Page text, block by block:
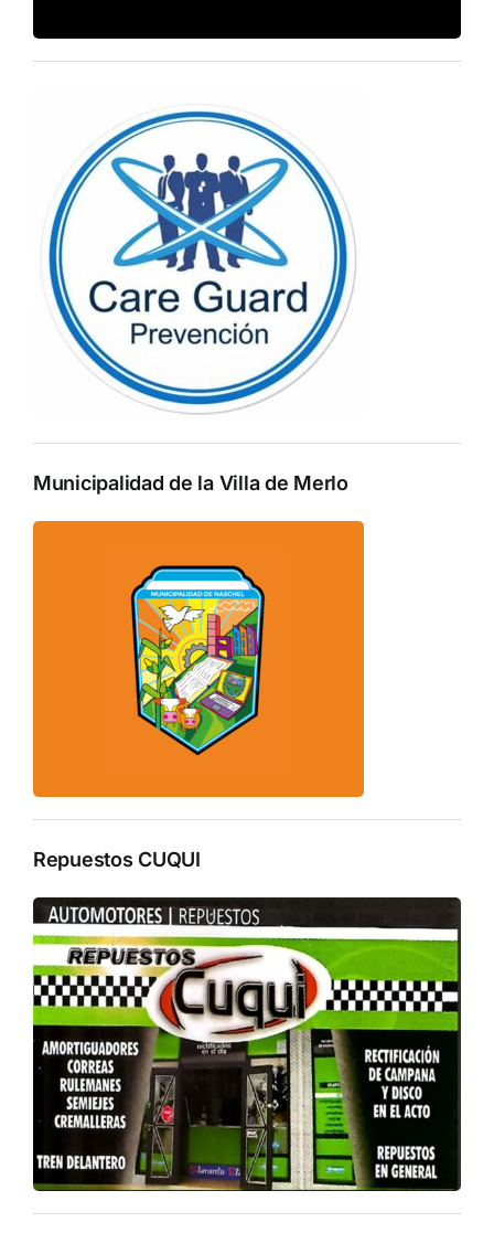
Municipalidad de la Villa de Merlo
Repuestos CUQUI